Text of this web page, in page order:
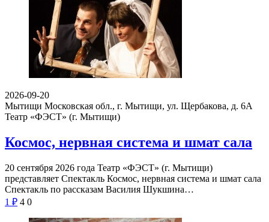
2026-09-20
Мытищи Московская обл., г. Мытищи, ул. Щербакова, д. 6А
Театр «ФЭСТ» (г. Мытищи)
Космос, нервная система и шмат сала
20 сентября 2026 года Театр «ФЭСТ» (г. Мытищи)
представляет Спектакль Космос, нервная система и шмат сала
Спектакль по рассказам Василия Шукшина…
1 ₽ 4 0